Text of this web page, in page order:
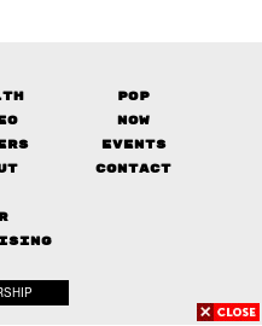
Pop
Now
Events
Contact